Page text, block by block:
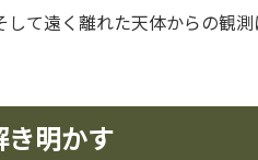
して遠く離れた天体からの観
明かす